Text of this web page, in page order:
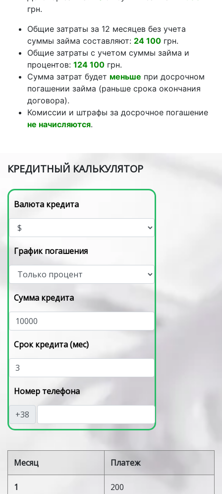
грн.
Общие затраты за 12 месяцев без учета
суммы займа составляют: 24 100 грн.
Общие затраты с учетом суммы займа и
процентов: 124 100 грн.
Сумма затрат будет меньше при досрочном
погашении займа (раньше срока окончания
договора).
Комиссии и штрафы за досрочное погашение
не начисляются.
КРЕДИТНЫЙ КАЛЬКУЛЯТОР
Валюта кредита
График погашения
Сумма кредита
Срок кредита (мес)
Номер телефона
+38
Месяц Платеж
1 200